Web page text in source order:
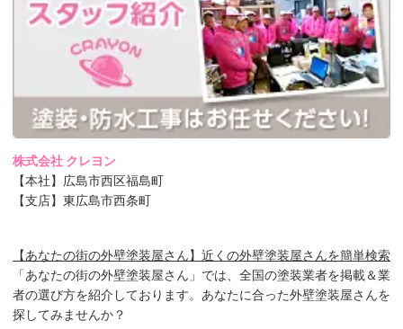
株式会社 クレヨン
【本社】広島市西区福島町
【支店】東広島市西条町
【あなたの街の外壁塗装屋さん】近くの外壁塗装屋さんを簡単検索
「あなたの街の外壁塗装屋さん」では、全国の塗装業者を掲載＆業
者の選び方を紹介しております。あなたに合った外壁塗装屋さんを
探してみませんか？